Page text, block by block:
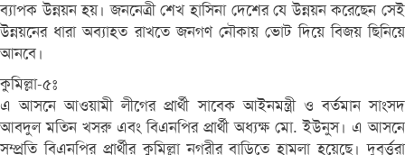
ব্যাপক উন্নয়ন হয়। জননেত্রী শেখ হাসিনা দেশের যে উন্নয়ন করেছেন সেই
উন্নয়নের ধারা অব্যাহত রাখতে জনগণ নৌকায় ভোট দিয়ে বিজয় ছিনিয়ে
আনবে।
কুমিল্লা-৫ঃ
এ আসনে আওয়ামী লীগের প্রার্থী সাবেক আইনমন্ত্রী ও বর্তমান সাংসদ
আবদুল মতিন খসরু এবং বিএনপির প্রার্থী অধ্যক্ষ মো. ইউনুস। এ আসনে
সম্প্রতি বিএনপির প্রার্থীর কুমিল্লা নগরীর বাড়িতে হামলা হয়েছে। দুবৃর্ত্তরা